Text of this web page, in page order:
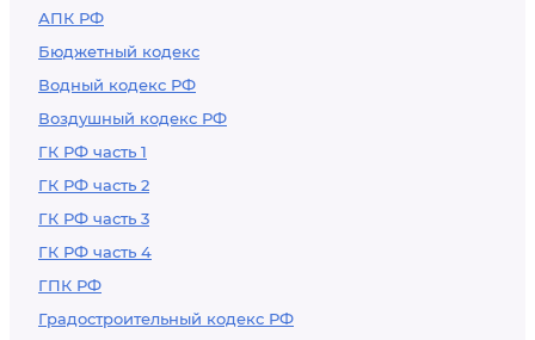
АПК РФ
Бюджетный кодекс
Водный кодекс РФ
Воздушный кодекс РФ
ГК РФ часть 1
ГК РФ часть 2
ГК РФ часть 3
ГК РФ часть 4
ГПК РФ
Градостроительный кодекс РФ